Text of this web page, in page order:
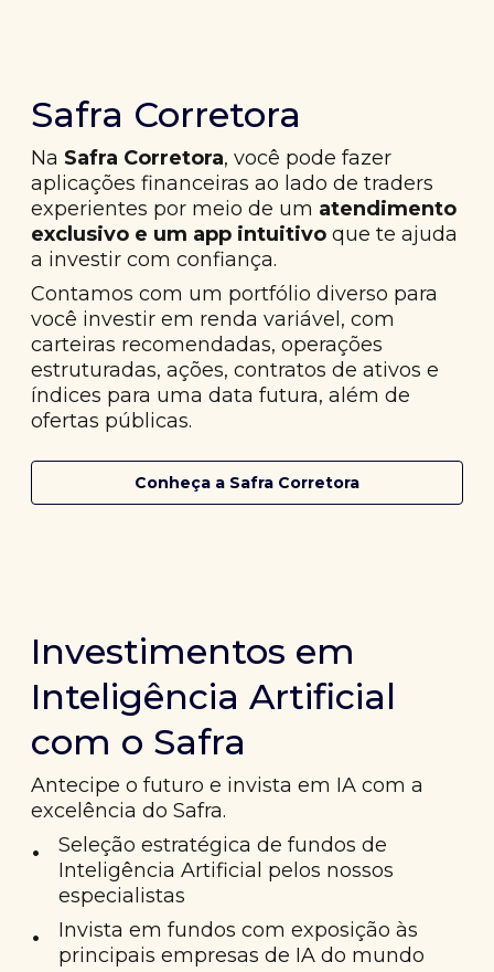
Safra Corretora
Na Safra Corretora, você pode fazer
aplicações financeiras ao lado de traders
experientes por meio de um atendimento
exclusivo e um app intuitivo que te ajuda
a investir com confiança.
Contamos com um portfólio diverso para
você investir em renda variável, com
carteiras recomendadas, operações
estruturadas, ações, contratos de ativos e
índices para uma data futura, além de
ofertas públicas.
Conheça a Safra Corretora
Investimentos em
Inteligência Artificial
com o Safra
Antecipe o futuro e invista em IA com a
excelência do Safra.
•
Seleção estratégica de fundos de
Inteligência Artificial pelos nossos
especialistas
•
Invista em fundos com exposição às
principais empresas de IA do mundo